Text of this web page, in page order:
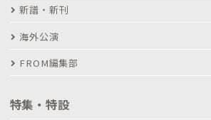
新譜・新刊
海外公演
FROM編集部
特集・特設